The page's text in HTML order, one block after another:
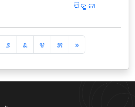
ପିତୁଳା
೨ ೩ ೪ ೫ »अ
ग
ला